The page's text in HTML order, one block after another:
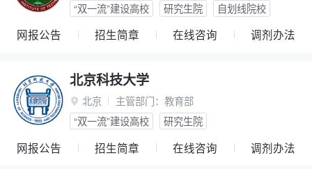
“双一流”建设高校
研究生院 自划线院校
网报公告 招生简章 在线咨询 调剂办法
北京科技大学
 北京 主管部门： 教育部
“双一流”建设高校
研究生院
网报公告 招生简章 在线咨询 调剂办法